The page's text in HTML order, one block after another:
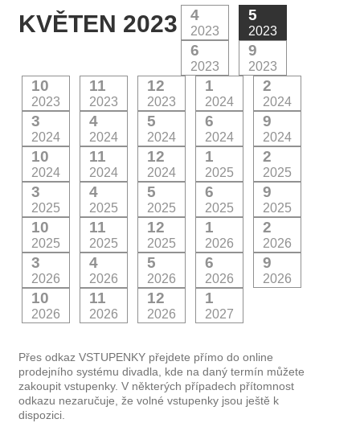
KVĚTEN 2023 4
2023
5
2023
6
2023
9
2023
10
2023
11
2023
12
2023
1
2024
2
2024
3
2024
4
2024
5
2024
6
2024
9
2024
10
2024
11
2024
12
2024
1
2025
2
2025
3
2025
4
2025
5
2025
6
2025
9
2025
10
2025
11
2025
12
2025
1
2026
2
2026
3
2026
4
2026
5
2026
6
2026
9
2026
10
2026
11
2026
12
2026
1
2027
Přes odkaz VSTUPENKY přejdete přímo do online
prodejního systému divadla, kde na daný termín můžete
zakoupit vstupenky. V některých případech přítomnost
odkazu nezaručuje, že volné vstupenky jsou ještě k
dispozici.